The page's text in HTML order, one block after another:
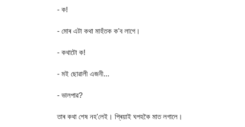
- ক!
- মোৰ এটা কথা মাহঁতক ক'ব লাগে।
- কথাটো ক!
- মই ছোৱালী এজনী...
- ভালপাৱ?
তাৰ কথা শেষ নহ'লেই। প্ৰিয়াই ঘপহকৈ মাত লগালে।